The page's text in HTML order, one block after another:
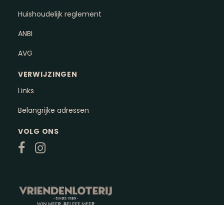
Huishoudelijk reglement
ANBI
AVG
VERWIJZINGEN
Links
Belangrijke adressen
VOLG ONS